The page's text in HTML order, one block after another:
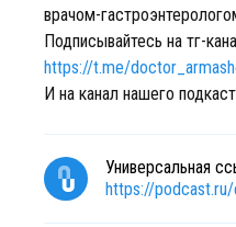
врачом-
Подписывайтесь на тг-
https://t.me/
И на канал нашего
Универсальная
https://